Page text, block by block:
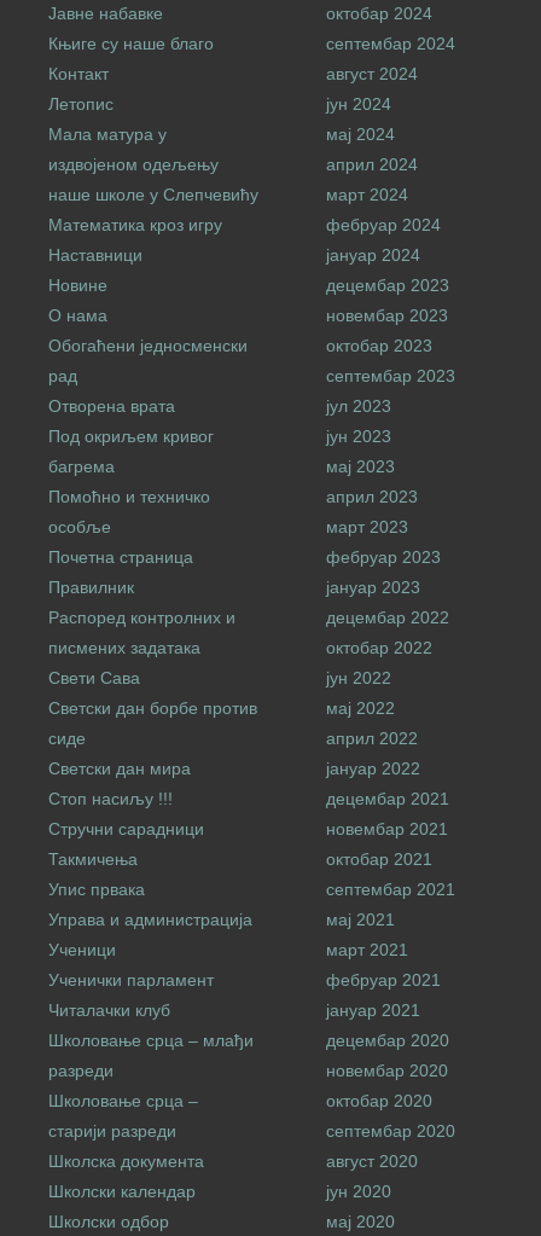
Јавне набавке
Књиге су наше благо
Контакт
Летопис
Мала матура у
издвојеном одељењу
наше школе у Слепчевићу
Математика кроз игру
Наставници
Новине
О нама
Обогаћени једносменски
рад
Отворена врата
Под окриљем кривог
багрема
Помоћно и техничко
особље
Почетна страница
Правилник
Распоред контролних и
писмених задатака
Свети Сава
Светски дан борбе против
сиде
Светски дан мира
Стоп насиљу !!!
Стручни сарадници
Такмичења
Упис првака
Управа и администрација
Ученици
Ученички парламент
Читалачки клуб
Школовање срца – млађи
разреди
Школовање срца –
старији разреди
Школска документа
Школски календар
Школски одбор
октобар 2024
септембар 2024
август 2024
јун 2024
мај 2024
април 2024
март 2024
фебруар 2024
јануар 2024
децембар 2023
новембар 2023
октобар 2023
септембар 2023
јул 2023
јун 2023
мај 2023
април 2023
март 2023
фебруар 2023
јануар 2023
децембар 2022
октобар 2022
јун 2022
мај 2022
април 2022
јануар 2022
децембар 2021
новембар 2021
октобар 2021
септембар 2021
мај 2021
март 2021
фебруар 2021
јануар 2021
децембар 2020
новембар 2020
октобар 2020
септембар 2020
август 2020
јун 2020
мај 2020